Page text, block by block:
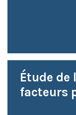
Étude de
facteurs